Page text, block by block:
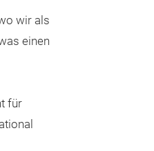
wir als
einen
für